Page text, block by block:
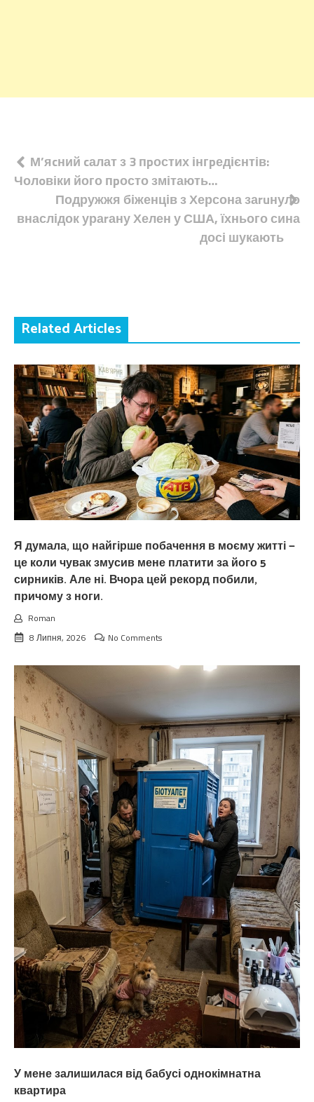
Навігація
записів
М’яcний cалат з 3 пpостих інгpедієнтів:
Чолoвіки його пpосто змітають…
Подружжя біженців з Херсона заruнуло
внаслідок ураrану Хелен у США, їхнього сина
досі шукають
Related Articles
Я думала, що найгірше побачення в моєму житті —
це коли чувак змусив мене платити за його 5
сирників. Але ні. Вчора цей рекорд побили,
причому з ноги.
Roman
8 Липня, 2026
No Comments
У мене залишилася від бабусі однокімнатна
квартира